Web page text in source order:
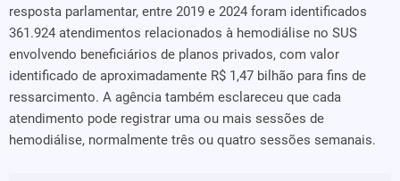
resposta parlamentar, entre 2019 e 2024 foram identificados
361.924 atendimentos relacionados à hemodiálise no SUS
envolvendo beneficiários de planos privados, com valor
identificado de aproximadamente R$ 1,47 bilhão para fins de
ressarcimento. A agência também esclareceu que cada
atendimento pode registrar uma ou mais sessões de
hemodiálise, normalmente três ou quatro sessões semanais.